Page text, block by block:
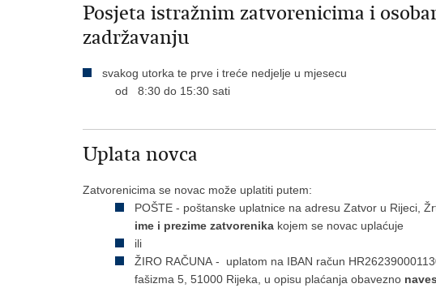
Posjeta istražnim zatvorenicima i
zadržavanju
svakog utorka te prve i treće nedjelje u mjesecu
od 8:30 do 15:30 sati
Uplata novca
Zatvorenicima se novac može uplatiti putem:
POŠTE - poštanske uplatnice na adresu Zatvor u Rijeci,
ime i prezime zatvorenika kojem se novac uplaćuje
ili
ŽIRO RAČUNA - uplatom na IBAN račun
fašizma 5, 51000 Rijeka, u opisu plaćanja obavezno